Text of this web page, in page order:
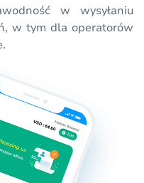
w wysyłaniu
w tym dla operatorów